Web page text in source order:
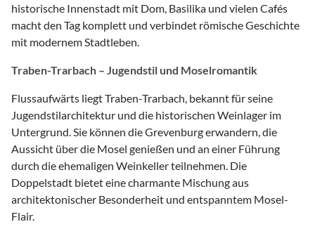
historische Innenstadt mit Dom, Basilika und vielen Cafés
macht den Tag komplett und verbindet römische Geschichte
mit modernem Stadtleben.
Traben-Trarbach – Jugendstil und Moselromantik
Flussaufwärts liegt Traben-Trarbach, bekannt für seine
Jugendstilarchitektur und die historischen Weinlager im
Untergrund. Sie können die Grevenburg erwandern, die
Aussicht über die Mosel genießen und an einer Führung
durch die ehemaligen Weinkeller teilnehmen. Die
Doppelstadt bietet eine charmante Mischung aus
architektonischer Besonderheit und entspanntem Mosel-
Flair.